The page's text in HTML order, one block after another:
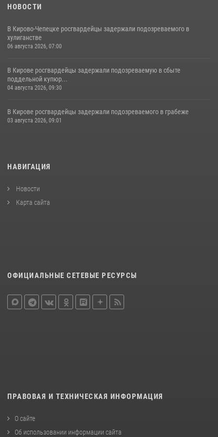
НОВОСТИ
В Кирово-Чепецке росгвардейцы задержали подозреваемого в
хулиганстве
06 августа 2026, 07:00
В Кирове росгвардейцы задержали подозреваемую в сбыте
поддельной купюр...
04 августа 2026, 09:30
В Кирове росгвардейцы задержали подозреваемого в грабеже
03 августа 2026, 09:01
НАВИГАЦИЯ
Новости
Карта сайта
ОФИЦИАЛЬНЫЕ СЕТЕВЫЕ РЕСУРСЫ
ПРАВОВАЯ И ТЕХНИЧЕСКАЯ ИНФОРМАЦИЯ
О сайте
Об использовании информации сайта